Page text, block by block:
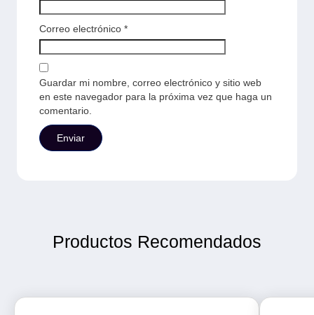
Correo electrónico *
Guardar mi nombre, correo electrónico y sitio web
en este navegador para la próxima vez que haga un
comentario.
Productos Recomendados